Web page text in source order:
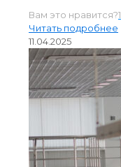
Вам это нравится?1
Читать подробнее
11.04.2025